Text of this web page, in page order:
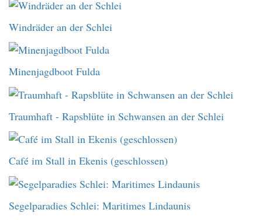
Windräder an der Schlei
Minenjagdboot Fulda
Traumhaft - Rapsblüte in Schwansen an der Schlei
Café im Stall in Ekenis (geschlossen)
Segelparadies Schlei: Maritimes Lindaunis